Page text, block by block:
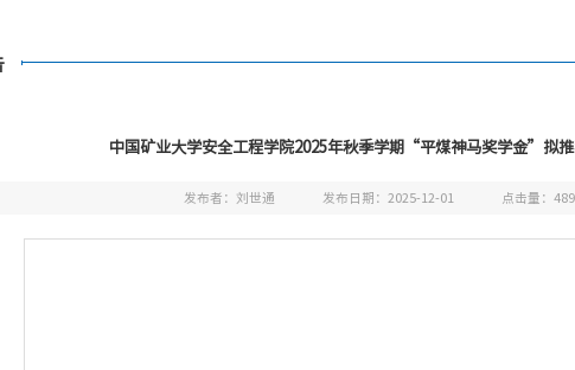
中国矿业大学安全工程学院2025年秋季学期“平煤神马奖学金”拟
发布者：刘世通 发布日期：2025-12-01 点击量：489